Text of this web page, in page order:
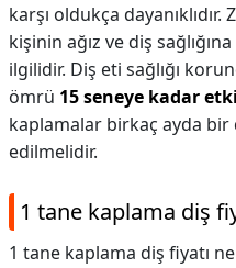
karşı oldukça
kişinin ağız ve diş
ilgilidir. Diş eti sağlığı
ömrü 15 seneye kadar
kaplamalar birkaç ayda
edilmelidir.
1 tane kaplama diş
1 tane kaplama diş fiyatı